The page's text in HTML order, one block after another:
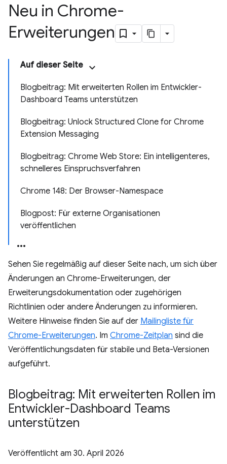
Neu in Chrome-
Erweiterungen
Auf dieser Seite
Blogbeitrag: Mit erweiterten Rollen im Entwickler-
Dashboard Teams unterstützen
Blogbeitrag: Unlock Structured Clone for Chrome
Extension Messaging
Blogbeitrag: Chrome Web Store: Ein intelligenteres,
schnelleres Einspruchsverfahren
Chrome 148: Der Browser-Namespace
Blogpost: Für externe Organisationen
veröffentlichen
Sehen Sie regelmäßig auf dieser Seite nach, um sich über
Änderungen an Chrome-Erweiterungen, der
Erweiterungsdokumentation oder zugehörigen
Richtlinien oder andere Änderungen zu informieren.
Weitere Hinweise finden Sie auf der Mailingliste für
Chrome-Erweiterungen. Im Chrome-Zeitplan sind die
Veröffentlichungsdaten für stabile und Beta-Versionen
aufgeführt.
Blogbeitrag: Mit erweiterten Rollen im
Entwickler-Dashboard Teams
unterstützen
Veröffentlicht am 30. April 2026